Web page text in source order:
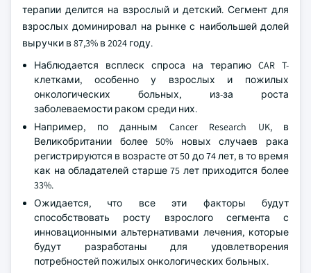
терапии делится на взрослый и детский. Сегмент для
взрослых доминировал на рынке с наибольшей долей
выручки в 87,3% в 2024 году.
Наблюдается всплеск спроса на терапию CAR T-
клетками, особенно у взрослых и пожилых
онкологических больных, из-за роста
заболеваемости раком среди них.
Например, по данным Cancer Research UK, в
Великобритании более 50% новых случаев рака
регистрируются в возрасте от 50 до 74 лет, в то время
как на обладателей старше 75 лет приходится более
33%.
Ожидается, что все эти факторы будут
способствовать росту взрослого сегмента с
инновационными альтернативами лечения, которые
будут разработаны для удовлетворения
потребностей пожилых онкологических больных.